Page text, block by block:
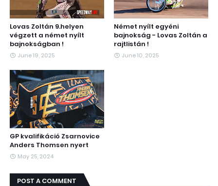
Lovas Zoltán 9.helyen
végzett a német nyílt
bajnokságban !
June 19, 2025
Német nyílt egyéni
bajnokság - Lovas Zoltán a
rajtlistán !
June 10, 2025
GP kvalifikáció Zsarnovice
Anders Thomsen nyert
May 25, 2024
POST A COMMENT